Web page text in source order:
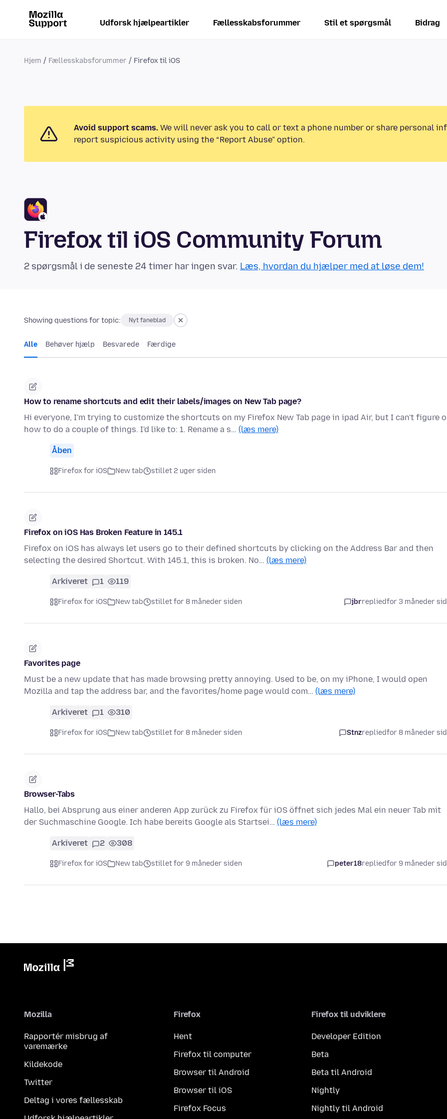
Udforsk hjælpeartikler Fællesskabsforummer Stil et spørgsmål Bidrag
Hjem Fællesskabsforummer Firefox til iOS
Avoid support scams. We will never ask you to call or text a phone number or share personal
report suspicious activity using the “Report Abuse” option.
Firefox til iOS Community Forum
2 spørgsmål i de seneste 24 timer har ingen svar. Læs, hvordan du hjælper med at løse dem!
Showing questions for topic: Nyt faneblad
Alle Behøver hjælp Besvarede Færdige
How to rename shortcuts and edit their labels/images on New Tab page?
Hi everyone, I'm trying to customize the shortcuts on my Firefox New Tab page in ipad Air, but I can't figure
how to do a couple of things. I'd like to: 1. Rename a s… (læs mere)
Åben
Firefox for iOS New tab stillet 2 uger siden
Firefox on iOS Has Broken Feature in 145.1
Firefox on iOS has always let users go to their defined shortcuts by clicking on the Address Bar and then
selecting the desired Shortcut. With 145.1, this is broken. No… (læs mere)
Arkiveret 1 119
Firefox for iOS New tab stillet for 8 måneder siden jbrrepliedfor 3 måneder
Favorites page
Must be a new update that has made browsing pretty annoying. Used to be, on my iPhone, I would open
Mozilla and tap the address bar, and the favorites/home page would com… (læs mere)
Arkiveret 1 310
Firefox for iOS New tab stillet for 8 måneder siden Stnzrepliedfor 8 måneder
Browser-Tabs
Hallo, bei Absprung aus einer anderen App zurück zu Firefox für iOS öffnet sich jedes Mal ein neuer Tab mit
der Suchmaschine Google. Ich habe bereits Google als Startsei… (læs mere)
Arkiveret 2 308
Firefox for iOS New tab stillet for 9 måneder siden peter18repliedfor 9 måneder
Mozilla
Rapportér misbrug af
varemærke
Kildekode
Twitter
Deltag i vores fællesskab
Firefox
Hent
Firefox til computer
Browser til Android
Browser til iOS
Firefox Focus
Firefox til udviklere
Developer Edition
Beta
Beta til Android
Nightly
Nightly til Android